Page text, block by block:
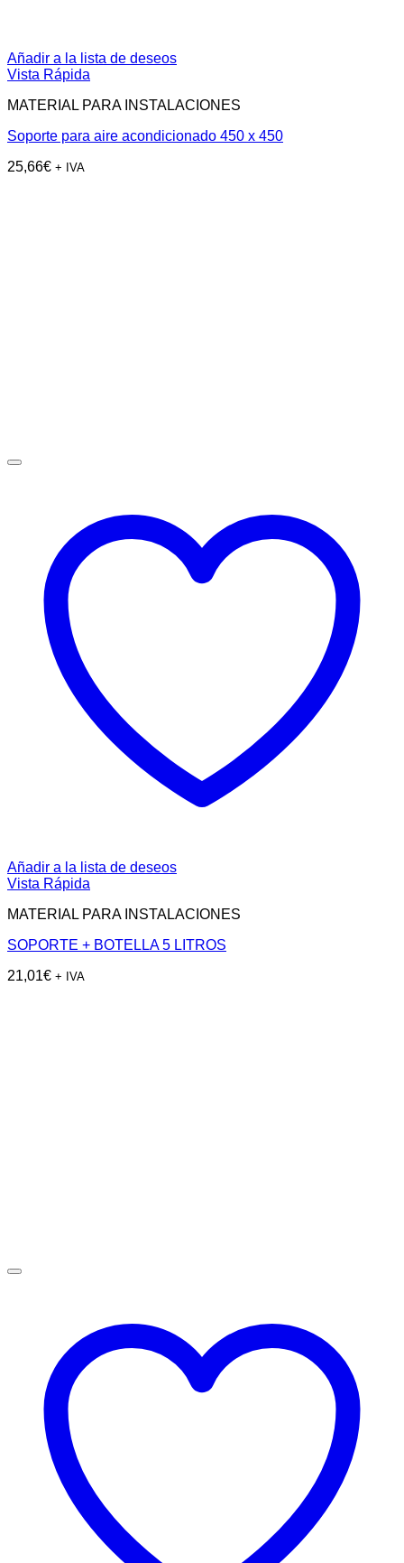
Añadir a la lista de deseos
Vista Rápida
MATERIAL PARA INSTALACIONES
Soporte para aire acondicionado 450 x 450
25,66€ + IVA
Añadir a la lista de deseos
Vista Rápida
MATERIAL PARA INSTALACIONES
SOPORTE + BOTELLA 5 LITROS
21,01€ + IVA